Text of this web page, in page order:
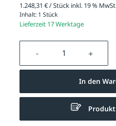
1.248,31 € / Stück inkl. 19 %
Inhalt: 1 Stück
Lieferzeit 17 Werktage
Produkt Anzahl:
In den